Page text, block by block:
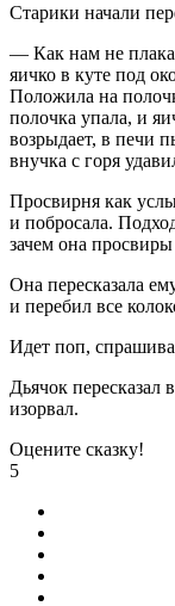
Старики начали
— Как нам не
яичко в куте под
Положила на
полочка упала, и
возрыдает, в печи
внучка с горя
Просвирня как
и побросала.
зачем она
Она пересказала
и перебил все
Идет поп,
Дьячок пересказал
изорвал.
Оцените сказку!
5